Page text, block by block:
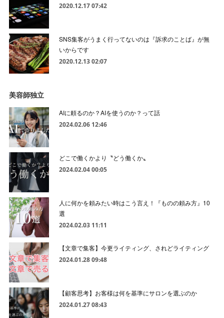
2020.12.17 07:42
SNS集客がうまく行ってないのは『訴求のことば』が無
いからです
2020.12.13 02:07
美容師独立
AIに頼るのか？AIを使うのか？って話
2024.02.06 12:46
どこで働くかより〝どう働くか〟
2024.02.04 00:05
人に何かを頼みたい時はこう言え！『ものの頼み方』10
選
2024.02.03 11:11
【文章で集客】今更ライティング、されどライティング
2024.01.28 09:48
【顧客思考】お客様は何を基準にサロンを選ぶのか
2024.01.27 08:43